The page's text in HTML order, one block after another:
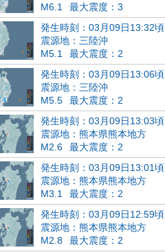
M6.1
最大震度：3
発生時刻：03月09日13:32頃
震源地：三陸沖
M5.1
最大震度：2
発生時刻：03月09日13:06頃
震源地：三陸沖
M5.5
最大震度：2
発生時刻：03月09日13:03頃
震源地：熊本県熊本地方
M2.6
最大震度：2
発生時刻：03月09日13:01頃
震源地：熊本県熊本地方
M3.1
最大震度：2
発生時刻：03月09日12:59頃
震源地：熊本県熊本地方
M2.8
最大震度：2